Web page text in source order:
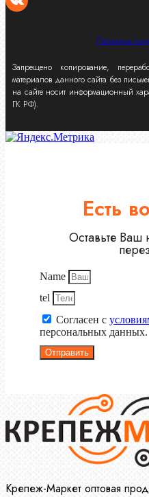
Политика
Запрещено копирование,
материалов данного сайта без
на сайте носит информационный
ГК РФ).
Есть
Оставьте
Name
tel
Согласен с
персональных данных.
Отправить
Крепеж-Маркет оптовая